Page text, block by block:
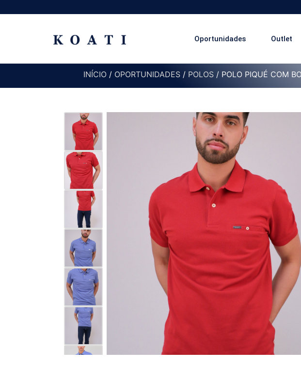
Oportunidades Outlet
INÍCIO / OPORTUNIDADES / POLOS / POLO PIQUÉ COM